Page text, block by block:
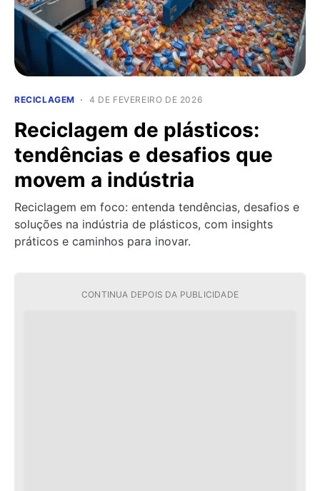
RECICLAGEM 4 DE FEVEREIRO DE 2026
Reciclagem de plásticos:
tendências e desafios que
movem a indústria
Reciclagem em foco: entenda tendências, desafios e
soluções na indústria de plásticos, com insights
práticos e caminhos para inovar.
CONTINUA DEPOIS DA PUBLICIDADE